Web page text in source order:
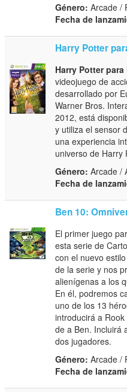
Género: Arcade /
Fecha de
Harry Potter
Harry Potter
videojuego de
desarrollado por
Warner Bros.
2012, está
y utiliza el sensor
una experiencia
universo de Harry
Género: Arcade /
Fecha de
Ben 10:
El primer juego
esta serie de
con el nuevo
de la serie y nos
alienígenas a los
En él, podremos
uno de los 13
introducirá a
de a Ben. Incluirá
dos jugadores.
Género: Arcade /
Fecha de